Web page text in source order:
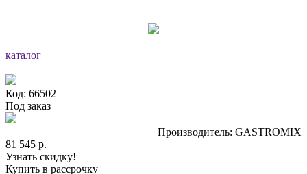
каталог
Код: 66502
Под заказ
Производитель: GASTROMIX
81 545 р.
Узнать скидку!
Купить в рассрочку